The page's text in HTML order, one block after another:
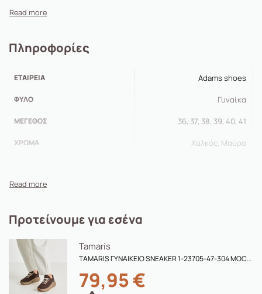
Πληροφορίες
ΕΤΑΙΡΕΊΑ Adams shoes
ΦΎΛΟ Γυναίκα
ΜΈΓΕΘΟΣ 36, 37, 38, 39, 40, 41
ΧΡΏΜΑ Χαλκός, Μαύρο
Προτείνουμε για εσένα
Tamaris
TAMARIS ΓΥΝΑΙΚΕΙΟ SNEAKER 1-23705-47-304 MOCCA
79,95€